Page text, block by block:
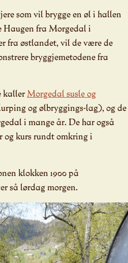
som vil brygge en øl i hallen
Haugen fra Morgedal i
fra østlandet, vil de være de
bryggjemetodene fra
kallerMorgedal susle og
og ølbryggings-lag), og de
i mange år. De har også
og kurs rundt omkring i
klokken 1900 på
så lørdag morgen.